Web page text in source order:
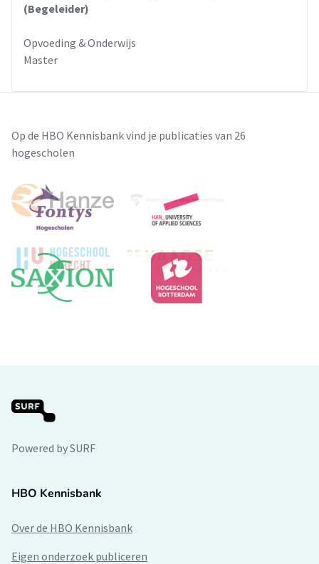
(Begeleider)
Opvoeding & Onderwijs
Master
Op de HBO Kennisbank vind je publicaties van 26
hogescholen
Powered by SURF
HBO Kennisbank
Over de HBO Kennisbank
Eigen onderzoek publiceren